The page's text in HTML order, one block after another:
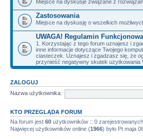
Miejsce na dyskusje związane z
Zastosowania
Miejsce na dyskusję o wszelkich
UWAGA! Regulamin
1. Korzystając z tego forum uznajesz i
inne informacje dotyczące Twojego
ciasteczek. Uznajesz i zgadzasz się, że
przynieść negatywny skutek użytkowania
ZALOGUJ
Nazwa użytkownika:
KTO PRZEGLĄDA FORUM
Na forum jest 60 użytkowników :: 0
Najwięcej użytkowników online (1966) było Pt maja